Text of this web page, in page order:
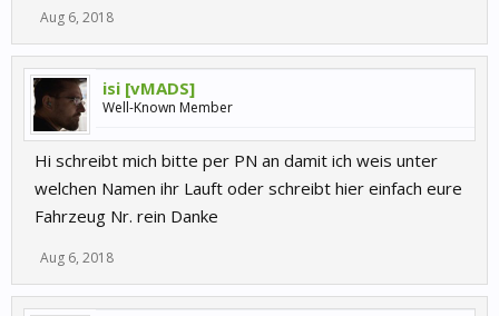
Aug 6, 2018
isi [vMADS]
Well-Known Member
Hi schreibt mich bitte per PN an damit ich weis unter
welchen Namen ihr Lauft oder schreibt hier einfach eure
Fahrzeug Nr. rein Danke
Aug 6, 2018